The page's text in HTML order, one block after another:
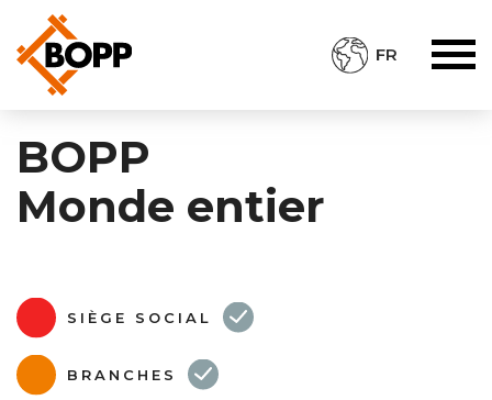
FR
BOPP
Monde entier
SIÈGE SOCIAL
BRANCHES